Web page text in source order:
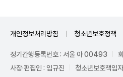
개인정보처리방침 청소년보호정책
정기간행등록번호 : 서울 아 00493
사장·편집인 : 임규진
청소년보호책임